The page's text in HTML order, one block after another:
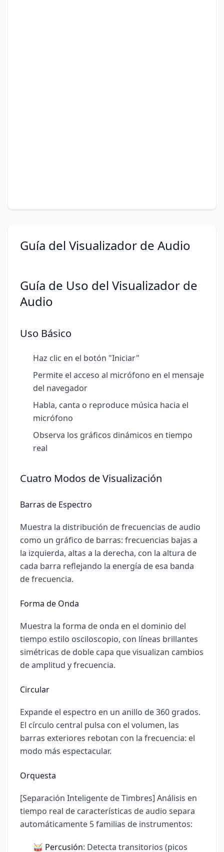
Guía del Visualizador de Audio
Guía de Uso del Visualizador de
Audio
Uso Básico
Haz clic en el botón "Iniciar"
Permite el acceso al micrófono en el mensaje
del navegador
Habla, canta o reproduce música hacia el
micrófono
Observa los gráficos dinámicos en tiempo
real
Cuatro Modos de Visualización
Barras de Espectro
Muestra la distribución de frecuencias de audio
como un gráfico de barras: frecuencias bajas a
la izquierda, altas a la derecha, con la altura de
cada barra reflejando la energía de esa banda
de frecuencia.
Forma de Onda
Muestra la forma de onda en el dominio del
tiempo estilo osciloscopio, con líneas brillantes
simétricas de doble capa que visualizan cambios
de amplitud y frecuencia.
Circular
Expande el espectro en un anillo de 360 grados.
El círculo central pulsa con el volumen, las
barras exteriores rebotan con la frecuencia: el
modo más espectacular.
Orquesta
[Separación Inteligente de Timbres] Análisis en
tiempo real de características de audio separa
automáticamente 5 familias de instrumentos:
🥁 Percusión: Detecta transitorios (picos